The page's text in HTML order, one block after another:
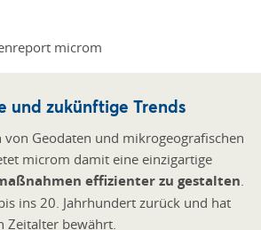
und zukünftige Trends
Geodaten und mikrogeografischen
microm damit eine einzigartige
effizienter zu gestalten
ins 20. Jahrhundert zurück und hat
Zeitalter bewährt.